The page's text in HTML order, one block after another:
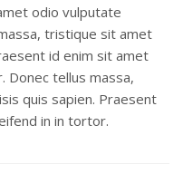
odio vulputate
tristique sit amet
id enim sit amet
Donec tellus massa,
quis sapien. Praesent
in in tortor.